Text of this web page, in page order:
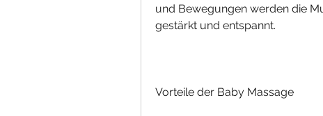
und Bewegungen werden die
gestärkt und entspannt.
Vorteile der Baby Massage